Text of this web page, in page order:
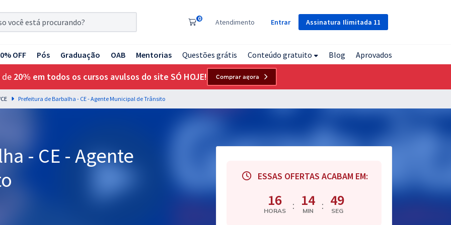
Assinatura Ilimitada 11
0 Atendimento Entrar
OFF Pós Graduação OAB Mentorias Questões grátis Conteúdo gratuito Blog Aprovados
de 20% em todos os cursos avulsos do site SÓ HOJE! Comprar agora
Prefeitura de Barbalha - CE - Agente Municipal de Trânsito
- CE - Agente
ESSAS OFERTAS ACABAM EM:
16
HORAS : 14
MIN : 48
SEG